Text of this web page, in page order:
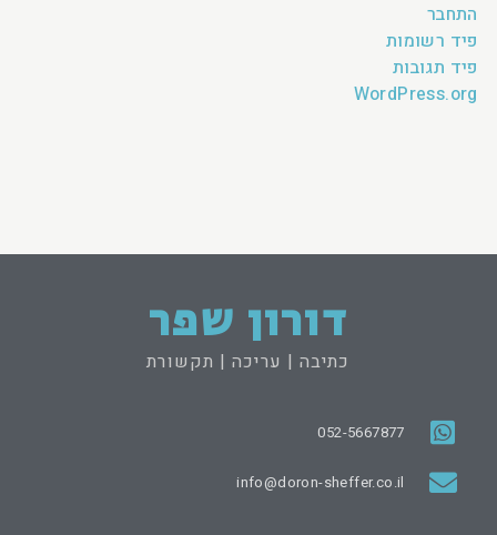
התחבר
פיד רשומות
פיד תגובות
WordPress.org
דורון שפר
כתיבה | עריכה | תקשורת
052-5667877
info@doron-sheffer.co.il